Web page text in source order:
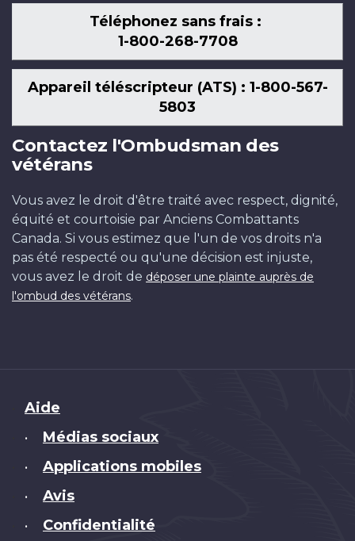
Téléphonez sans frais :
1-800-268-7708
Appareil téléscripteur (ATS) : 1-800-567-
5803
Contactez l'Ombudsman des
vétérans
Vous avez le droit d'être traité avec respect, dignité,
équité et courtoisie par Anciens Combattants
Canada. Si vous estimez que l'un de vos droits n'a
pas été respecté ou qu'une décision est injuste,
vous avez le droit de déposer une plainte auprès de
l'ombud des vétérans.
Brand
Aide
• Médias sociaux
• Applications mobiles
• Avis
• Confidentialité